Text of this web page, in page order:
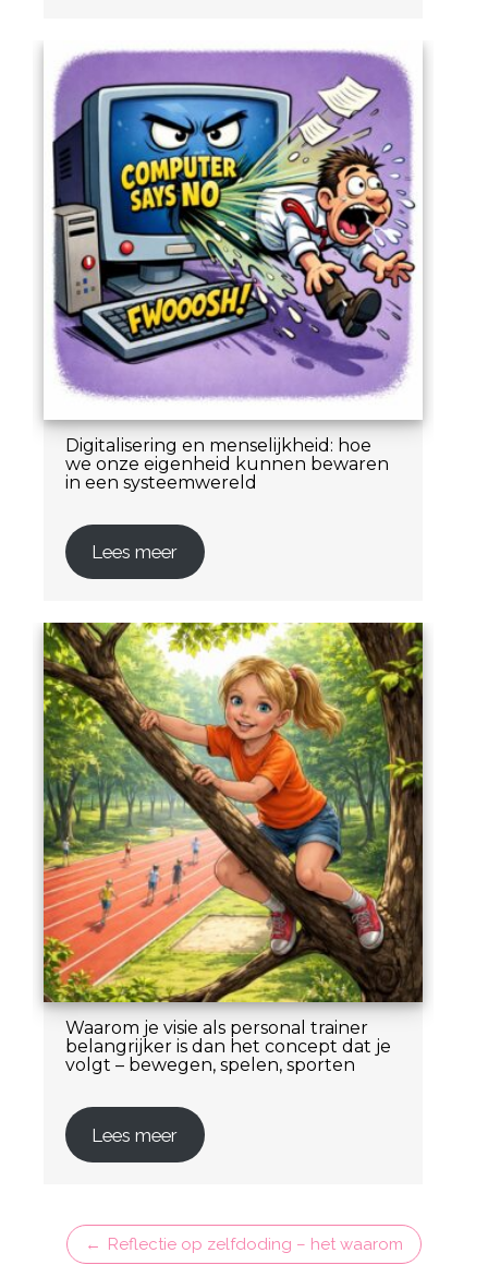
Digitalisering en menselijkheid: hoe
we onze eigenheid kunnen bewaren
in een systeemwereld
Lees meer
Waarom je visie als personal trainer
belangrijker is dan het concept dat je
volgt – bewegen, spelen, sporten
Lees meer
Reflectie op zelfdoding – het waarom